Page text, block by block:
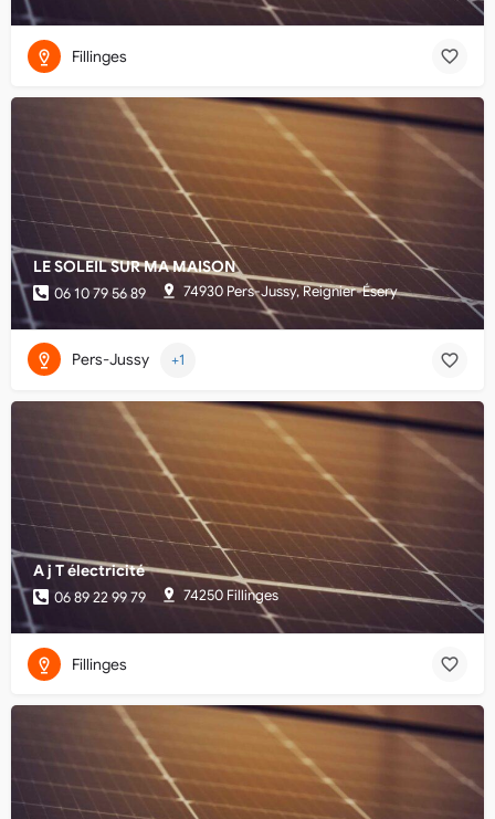
Fillinges
LE SOLEIL SUR MA MAISON
06 10 79 56 89 74930 Pers-Jussy, Reignier-Ésery
Pers-Jussy +1
A j T électricité
06 89 22 99 79 74250 Fillinges
Fillinges